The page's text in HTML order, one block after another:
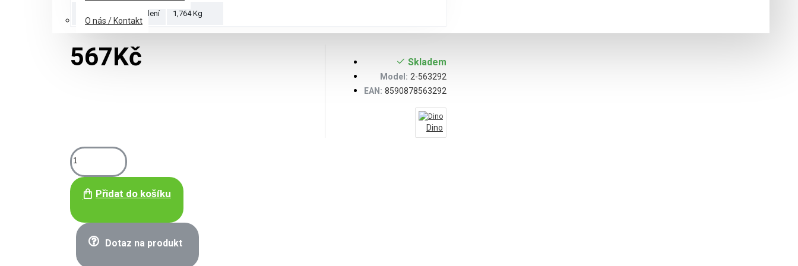
O nás / Kontakt
Hmotnost puzzle balení 1,764 Kg
567Kč Skladem
Model: 2-563292
EAN: 8590878563292
Dino
Přidat do košíku
Dotaz na produkt